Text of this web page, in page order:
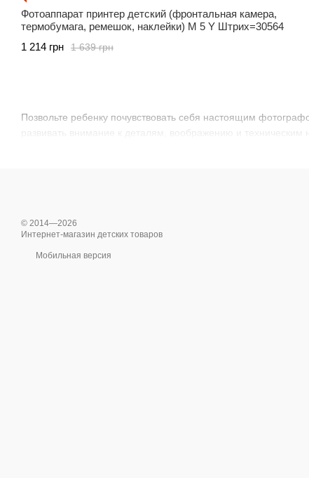
Позвольте ребенку почувствовать себя настоящим
развивать внимание к деталям, воображению и техническим
Фотоаппарат принтер детский (фронтальная камера,
термобумага, ремешок, наклейки) M 5 Y Штрих=30564
1 639 грн
1 214 грн
© 2014—2026
Интернет-магазин детских товаров
Мобильная версия